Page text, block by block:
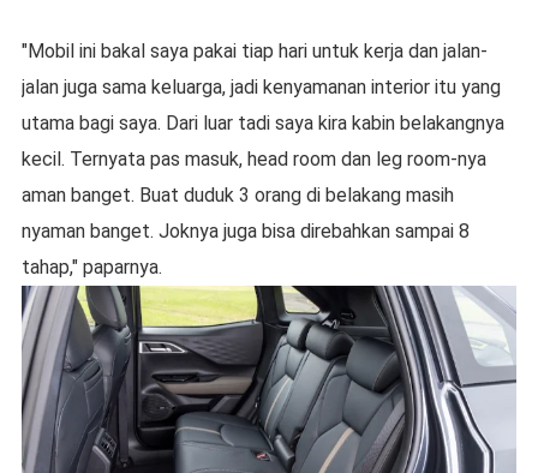
"Mobil ini bakal saya pakai tiap hari untuk kerja dan jalan-
jalan juga sama keluarga, jadi kenyamanan interior itu yang
utama bagi saya. Dari luar tadi saya kira kabin belakangnya
kecil. Ternyata pas masuk, head room dan leg room-nya
aman banget. Buat duduk 3 orang di belakang masih
nyaman banget. Joknya juga bisa direbahkan sampai 8
tahap," paparnya.